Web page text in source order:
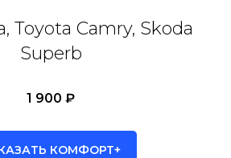
Toyota Camry, Skoda
Superb
1 900 ₽
КОМФОРТ+